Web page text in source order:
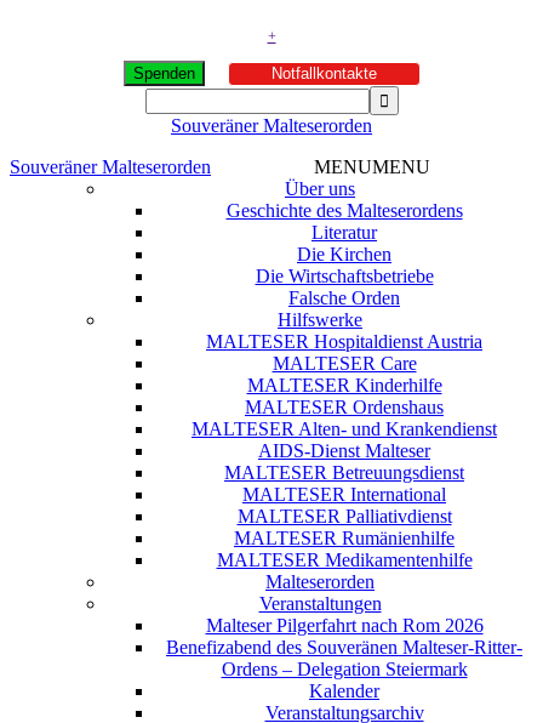
+
Spenden Notfallkontakte
Souveräner Malteserorden
Souveräner Malteserorden
MENUMENU
Über uns
Geschichte des Malteserordens
Literatur
Die Kirchen
Die Wirtschaftsbetriebe
Falsche Orden
Hilfswerke
MALTESER Hospitaldienst Austria
MALTESER Care
MALTESER Kinderhilfe
MALTESER Ordenshaus
MALTESER Alten- und Krankendienst
AIDS-Dienst Malteser
MALTESER Betreuungsdienst
MALTESER International
MALTESER Palliativdienst
MALTESER Rumänienhilfe
MALTESER Medikamentenhilfe
Malteserorden
Veranstaltungen
Malteser Pilgerfahrt nach Rom 2026
Benefizabend des Souveränen Malteser-Ritter-
Ordens – Delegation Steiermark
Kalender
Veranstaltungsarchiv